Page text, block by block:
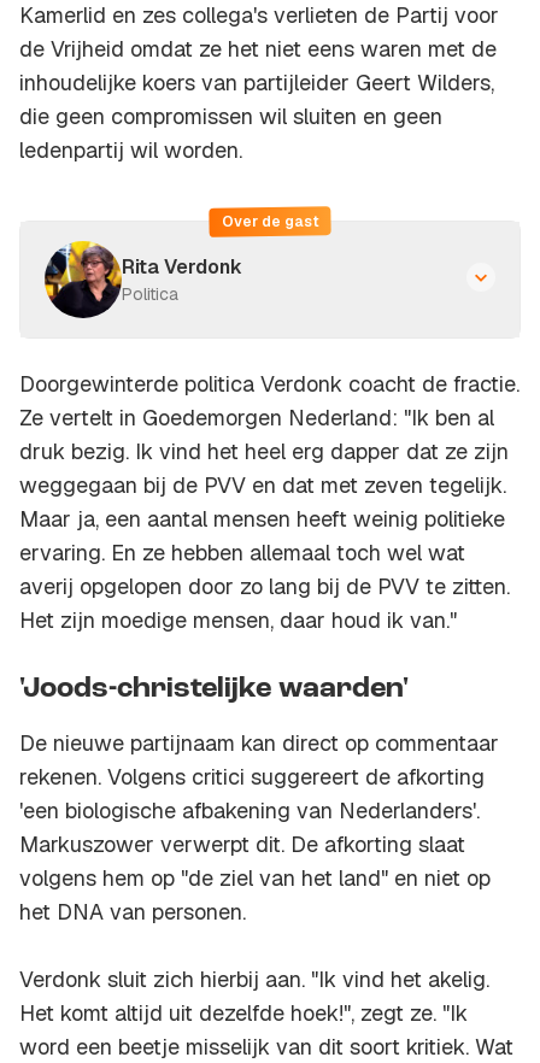
Kamerlid en zes collega's verlieten de Partij voor
de Vrijheid omdat ze het niet eens waren met de
inhoudelijke koers van partijleider Geert Wilders,
die geen compromissen wil sluiten en geen
ledenpartij wil worden.
Over de gast
Rita Verdonk
Politica
Doorgewinterde politica Verdonk coacht de fractie.
Ze vertelt in Goedemorgen Nederland: "Ik ben al
druk bezig. Ik vind het heel erg dapper dat ze zijn
weggegaan bij de PVV en dat met zeven tegelijk.
Maar ja, een aantal mensen heeft weinig politieke
ervaring. En ze hebben allemaal toch wel wat
averij opgelopen door zo lang bij de PVV te zitten.
Het zijn moedige mensen, daar houd ik van."
'Joods-christelijke waarden'
De nieuwe partijnaam kan direct op commentaar
rekenen. Volgens critici suggereert de afkorting
'een biologische afbakening van Nederlanders'.
Markuszower verwerpt dit. De afkorting slaat
volgens hem op "de ziel van het land" en niet op
het DNA van personen.
Verdonk sluit zich hierbij aan. "Ik vind het akelig.
Het komt altijd uit dezelfde hoek!", zegt ze. "Ik
word een beetje misselijk van dit soort kritiek. Wat